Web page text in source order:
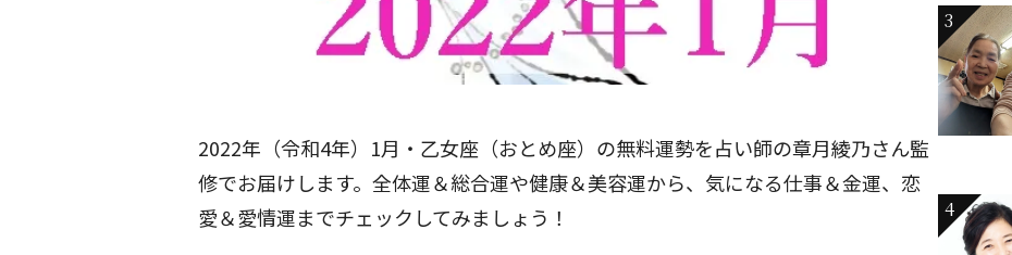
2022年（令和4年）1月・乙女座（おとめ座）の無料運勢を占い師の章月綾乃さん監
修でお届けします。全体運＆総合運や健康＆美容運から、気になる仕事＆金運、恋
愛＆愛情運までチェックしてみましょう！
3
4